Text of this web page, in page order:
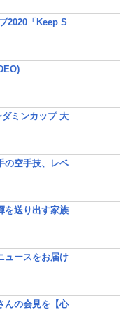
2020「Keep S
ダミンカップ 大
の空手技、レベ
を送り出す家族
ュースをお届け
んの会見を【心